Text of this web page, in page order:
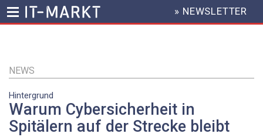
Inhalt
HEADER
MENU
» NEWSLETTER
NEWS
Hintergrund
Warum Cybersicherheit in
Spitälern auf der Strecke bleibt